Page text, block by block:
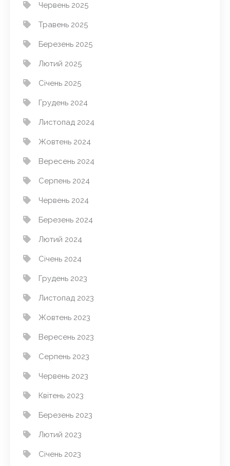
Червень 2025
Травень 2025
Березень 2025
Лютий 2025
Січень 2025
Грудень 2024
Листопад 2024
Жовтень 2024
Вересень 2024
Серпень 2024
Червень 2024
Березень 2024
Лютий 2024
Січень 2024
Грудень 2023
Листопад 2023
Жовтень 2023
Вересень 2023
Серпень 2023
Червень 2023
Квітень 2023
Березень 2023
Лютий 2023
Січень 2023